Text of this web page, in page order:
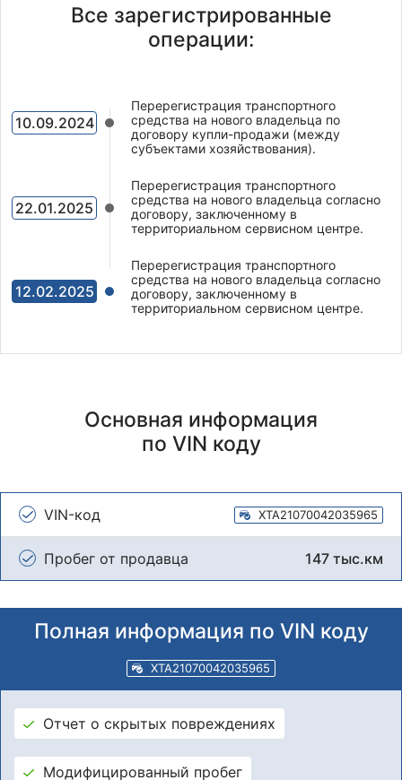
Все зарегистрированные
операции:
10.09.2024
Перерегистрация транспортного
средства на нового владельца по
договору купли-продажи (между
субъектами хозяйствования).
22.01.2025
Перерегистрация транспортного
средства на нового владельца согласно
договору, заключенному в
территориальном сервисном центре.
12.02.2025
Перерегистрация транспортного
средства на нового владельца согласно
договору, заключенному в
территориальном сервисном центре.
Основная информация
по VIN коду
VIN-код XTA21070042035965
Пробег от продавца 147 тыс.км
Полная информация по VIN коду
XTA21070042035965
Отчет о скрытых повреждениях
Модифицированный пробег